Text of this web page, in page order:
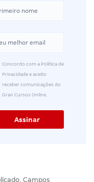
Concordo com a Política de
Privacidade e aceito
receber comunicações do
Gran Cursos Online.
Campos